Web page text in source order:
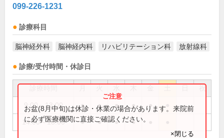
099-226-1231
診療科目
脳神経外科 脳神経内科 リハビリテーション科 放射線科
診療/受付時間・休診日
祝
9:00～13:00 ● ● ● ● ●
14:00～18:00 ● ● ● ●
お盆(8月中旬)は休診・休業の場合があります。来院前
に必ず医療機関に直接ご確認ください。
×閉じる